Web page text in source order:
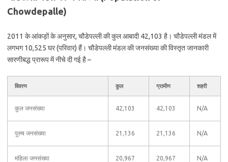
Chowdepalle)
2011 के आंकड़ों के अनुसार, चौडेपल्ली की कुल आबादी 42,103 है। चौडेपल्ली मंडल में
लगभग 10,525 घर (परिवार) हैं। चौडेपल्ली मंडल की जनसंख्या की विस्तृत जानकारी
सारणीबद्ध प्रारूप में नीचे दी गई है –
विवरण कुल ग्रामीण शहरी
कुल जनसंख्या 42,103 42,103 N/A
पुरुष जनसंख्या 21,136 21,136 N/A
महिला जनसंख्या 20,967 20,967 N/A